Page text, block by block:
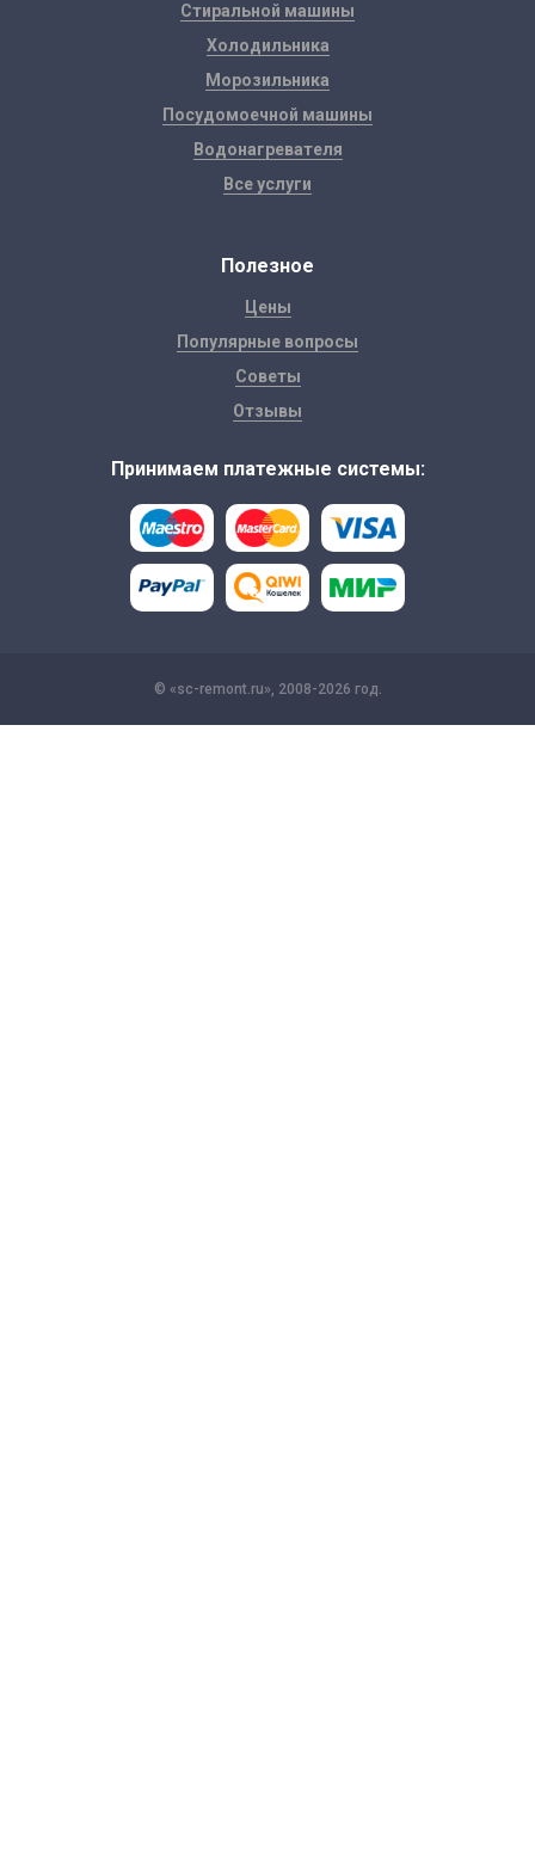
Стиральной машины
Холодильника
Морозильника
Посудомоечной машины
Водонагревателя
Все услуги
Полезное
Цены
Популярные вопросы
Советы
Отзывы
Принимаем платежные системы:
© «sc-remont.ru», 2008-2026 год.